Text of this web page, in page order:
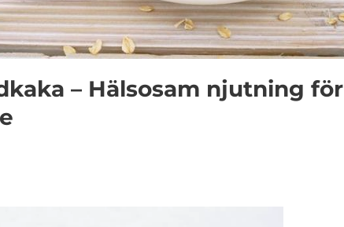
– Hälsosam njutning för